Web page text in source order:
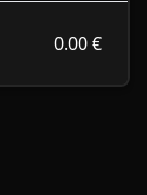
0.00 €